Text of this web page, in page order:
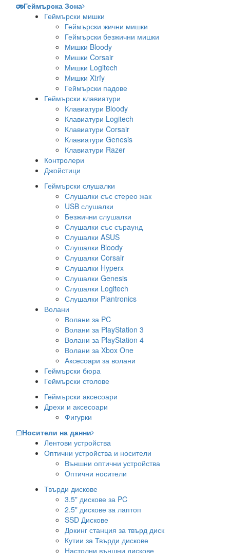
Геймърска Зона
Геймърски мишки
Геймърски жични мишки
Геймърски безжични мишки
Мишки Bloody
Мишки Corsair
Мишки Logitech
Мишки Xtrfy
Геймърски падове
Геймърски клавиатури
Клавиатури Bloody
Клавиатури Logitech
Клавиатури Corsair
Клавиатури Genesis
Клавиатури Razer
Контролери
Джойстици
Геймърски слушалки
Слушалки със стерео жак
USB слушалки
Безжични слушалки
Слушалки със съраунд
Слушалки ASUS
Слушалки Bloody
Слушалки Corsair
Слушалки Hyperx
Слушалки Genesis
Слушалки Logitech
Слушалки Plantronics
Волани
Волани за PC
Волани за PlayStation 3
Волани за PlayStation 4
Волани за Xbox One
Аксесоари за волани
Геймърски бюра
Геймърски столове
Геймърски аксесоари
Дрехи и аксесоари
Фигурки
Носители на данни
Лентови устройства
Оптични устройства и носители
Външни оптични устройства
Оптични носители
Твърди дискове
3.5" дискове за PC
2.5" дискове за лаптоп
SSD Дискове
Докинг станция за твърд диск
Кутии за Твърди дискове
Настолни външни дискове